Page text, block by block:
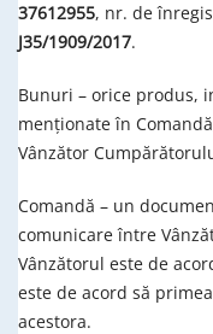
37612955, nr. de
J35/1909/2017.
Bunuri – orice produs,
menționate în
Vânzător
Comandă – un
comunicare între
Vânzătorul este de
este de acord să
acestora.